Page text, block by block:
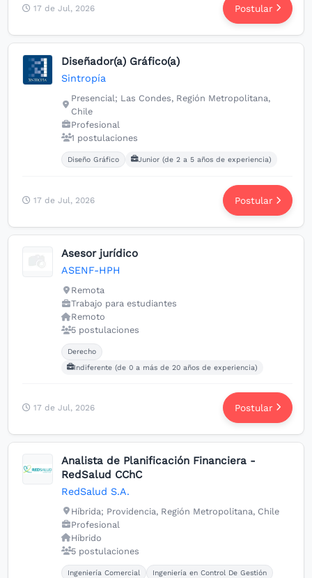
17 de Jul, 2026 Postular
Diseñador(a) Gráfico(a)
Sintropía
Presencial; Las Condes, Región Metropolitana,
Chile
Profesional
1 postulaciones
Carreras buscadas:
Diseño Gráfico Junior (de 2 a 5 años de experiencia)
17 de Jul, 2026 Postular
Asesor jurídico
ASENF-HPH
Remota
Trabajo para estudiantes
Remoto
5 postulaciones
Carreras buscadas:
Derecho
Indiferente (de 0 a más de 20 años de experiencia)
17 de Jul, 2026 Postular
Analista de Planificación Financiera -
RedSalud CChC
RedSalud S.A.
Híbrida; Providencia, Región Metropolitana, Chile
Profesional
Híbrido
5 postulaciones
Carreras buscadas:
Ingeniería Comercial Ingeniería en Control De Gestión